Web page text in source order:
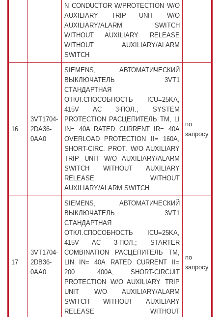
N CONDUCTOR W/PROTECTION W/O
AUXILIARY TRIP UNIT W/O
AUXILIARY/ALARM SWITCH
WITHOUT AUXILIARY RELEASE
WITHOUT AUXILIARY/ALARM
SWITCH
16
3VT1704-
2DA36-
0AA0
SIEMENS, АВТОМАТИЧЕСКИЙ
ВЫКЛЮЧАТЕЛЬ 3VT1
СТАНДАРТНАЯ
ОТКЛ.СПОСОБНОСТЬ ICU=25KA,
415V AC 3-ПОЛ., SYSTEM
PROTECTION РАСЦЕПИТЕЛЬ TM, LI
IN= 40A RATED CURRENT IR= 40A
OVERLOAD PROTECTION II= 160A,
SHORT-CIRC. PROT. W/O AUXILIARY
TRIP UNIT W/O AUXILIARY/ALARM
SWITCH WITHOUT AUXILIARY
RELEASE WITHOUT
AUXILIARY/ALARM SWITCH
по
запросу
17
3VT1704-
2DB36-
0AA0
SIEMENS, АВТОМАТИЧЕСКИЙ
ВЫКЛЮЧАТЕЛЬ 3VT1
СТАНДАРТНАЯ
ОТКЛ.СПОСОБНОСТЬ ICU=25KA,
415V AC 3-ПОЛ.; STARTER
COMBINATION РАСЦЕПИТЕЛЬ TM,
LIN IN= 40A RATED CURRENT II=
200... 400A, SHORT-CIRCUIT
PROTECTION W/O AUXILIARY TRIP
UNIT W/O AUXILIARY/ALARM
SWITCH WITHOUT AUXILIARY
RELEASE WITHOUT
по
запросу